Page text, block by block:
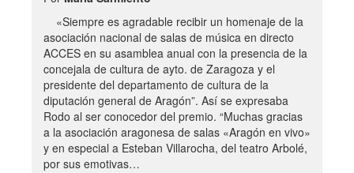
«Siempre es agradable recibir un homenaje de la
asociación nacional de salas de música en directo
ACCES en su asamblea anual con la presencia de la
concejala de cultura de ayto. de Zaragoza y el
presidente del departamento de cultura de la
diputación general de Aragón”. Así se expresaba
Rodo al ser conocedor del premio. “Muchas gracias
a la asociación aragonesa de salas «Aragón en vivo»
y en especial a Esteban Villarocha, del teatro Arbolé,
por sus emotivas…